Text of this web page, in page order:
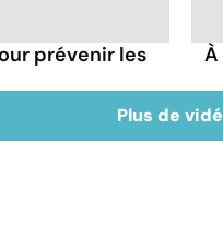
prévenir les
Plus de